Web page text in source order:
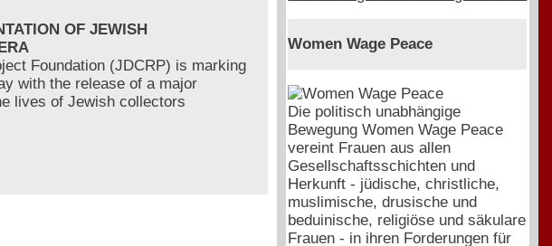
OF JEWISH
Foundation (JDCRP) is marking
with the release of a major
lives of Jewish collectors
Women Wage Peace
Die politisch unabhängige
Bewegung Women Wage Peace
vereint Frauen aus allen
Gesellschaftsschichten und
Herkunft - jüdische, christliche,
muslimische, drusische und
beduinische, religiöse und säkulare
Frauen - in ihren Forderungen für